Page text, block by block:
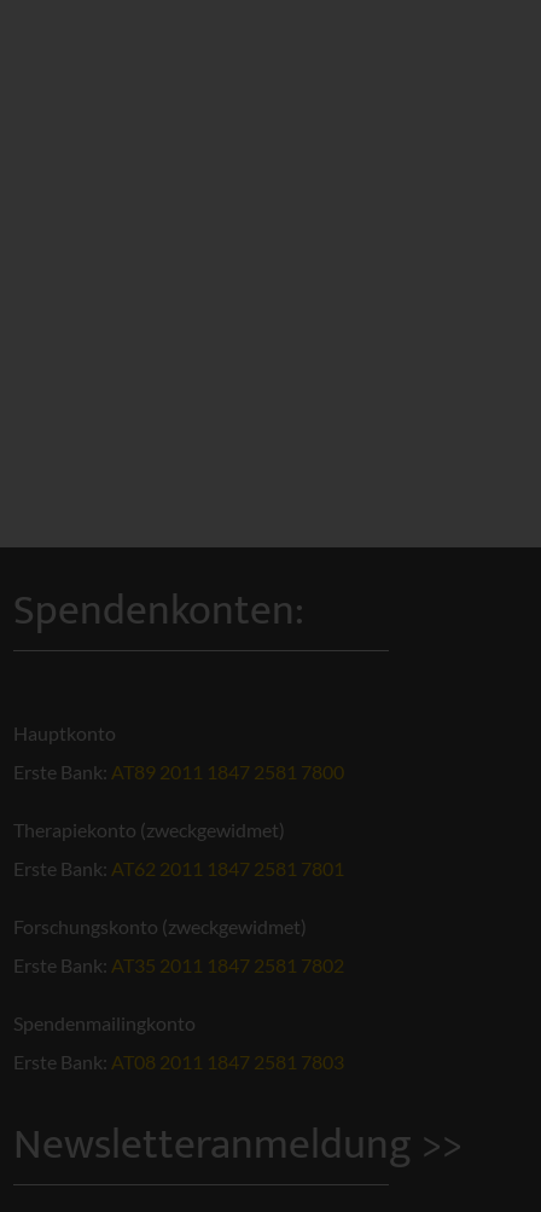
Spendenkonten:
Hauptkonto
Erste Bank: AT89 2011 1847 2581 7800
Therapiekonto (zweckgewidmet)
Erste Bank: AT62 2011 1847 2581 7801
Forschungskonto (zweckgewidmet)
Erste Bank: AT35 2011 1847 2581 7802
Spendenmailingkonto
Erste Bank: AT08 2011 1847 2581 7803
Newsletteranmeldung >>